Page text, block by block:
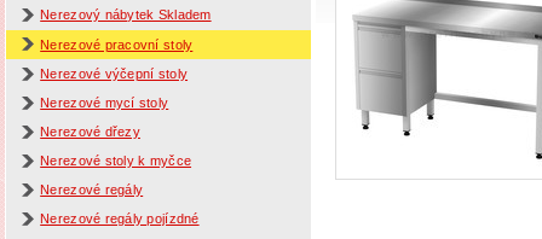
Nerezový nábytek Skladem
Nerezové pracovní stoly
Nerezové výčepní stoly
Nerezové mycí stoly
Nerezové dřezy
Nerezové stoly k myčce
Nerezové regály
Nerezové regály pojízdné